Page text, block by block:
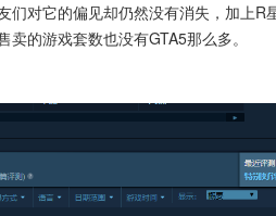
们对它的偏见却仍然没有消失，加上R
的游戏套数也没有GTA5那么多。